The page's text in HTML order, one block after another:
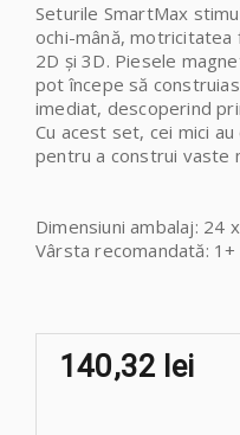
Seturile SmartMax
ochi-mână,
2D și 3D. Piesele
pot începe să
imediat, descoperind
Cu acest set, cei mici
pentru a construi vaste
Dimensiuni ambalaj: 24
Vârsta recomandată: 1+
140,32 lei